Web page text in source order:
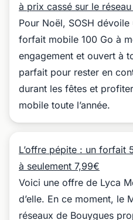
à prix cassé sur le
Pour Noël, SOSH
forfait mobile 100 Go à
engagement et ouvert à
parfait pour rester en
durant les fêtes et
mobile toute l’année.
L’offre pépite : un forfait
à seulement 7,99€
Voici une offre de Lyca
d’elle. En ce moment, le
réseaux de Bouygues